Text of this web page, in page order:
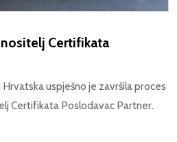
Certifikata
uspješno je završila proces
Certifikata Poslodavac Partner.